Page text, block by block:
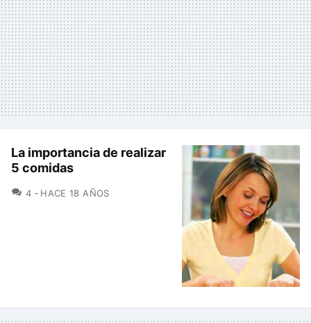
La importancia de realizar
5 comidas
4 COMENTARIOS
HACE 18 AÑOS